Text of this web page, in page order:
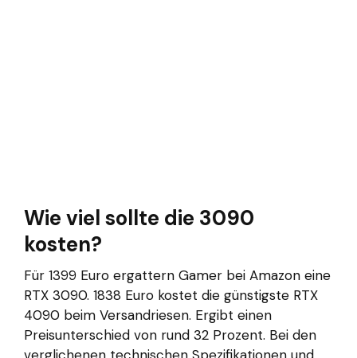
Wie viel sollte die 3090
kosten?
Für 1399 Euro ergattern Gamer bei Amazon eine
RTX 3090. 1838 Euro kostet die günstigste RTX
4090 beim Versandriesen. Ergibt einen
Preisunterschied von rund 32 Prozent. Bei den